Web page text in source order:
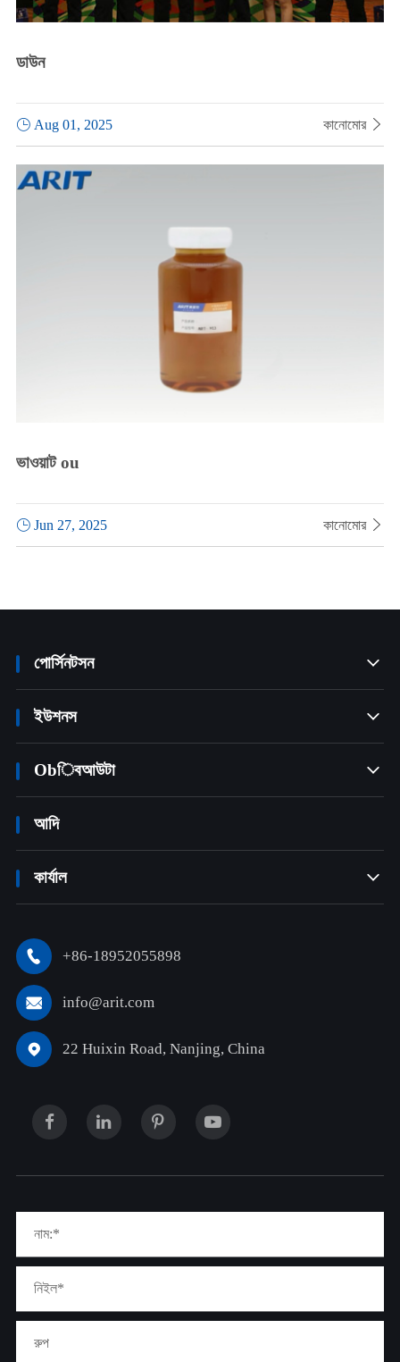
ডাউন
Aug 01, 2025 কানোমোর 
ভাওয়াট ou
Jun 27, 2025 কানোমোর 
পোর্সিনটসন 
ইউশনস 
Obিবআউটা 
আদি
কার্যাল 
 +86-18952055898
 info@arit.com
 22 Huixin Road, Nanjing, China